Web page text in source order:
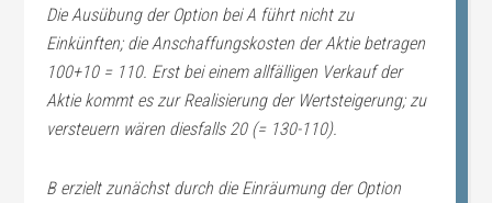
Die Ausübung der Option bei A führt nicht zu
Einkünften; die Anschaffungskosten der Aktie betragen
100+10 = 110. Erst bei einem allfälligen Verkauf der
Aktie kommt es zur Realisierung der Wertsteigerung; zu
versteuern wären diesfalls 20 (= 130-110).
B erzielt zunächst durch die Einräumung der Option